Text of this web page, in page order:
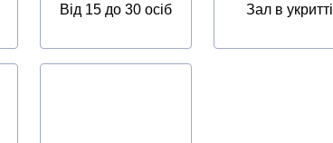
Від 15 до 30 осіб Зал в укритті